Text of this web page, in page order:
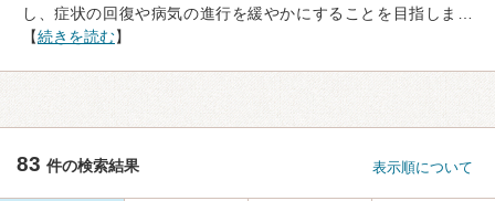
し、症状の回復や病気の進行を緩やかにすることを目指しま…
【続きを読む】
83 件の検索結果 表示順について